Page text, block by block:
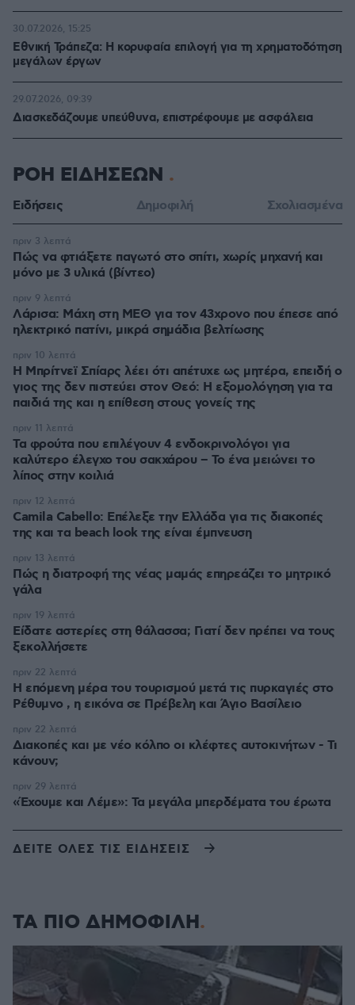
Εθνική Τράπεζα: Η κορυφαία επιλογή για τη χρηματοδότηση
μεγάλων έργων
30.07.2026, 15:25
Διασκεδάζουμε υπεύθυνα, επιστρέφουμε με ασφάλεια
29.07.2026, 09:39
ΡΟΗ ΕΙΔΗΣΕΩΝ
Ειδήσεις Δημοφιλή Σχολιασμένα
Πώς να φτιάξετε παγωτό στο σπίτι, χωρίς μηχανή και
μόνο με 3 υλικά (βίντεο)
πριν 3 λεπτά
Λάρισα: Μάχη στη ΜΕΘ για τον 43χρονο που έπεσε από
ηλεκτρικό πατίνι, μικρά σημάδια βελτίωσης
πριν 9 λεπτά
Η Μπρίτνεϊ Σπίαρς λέει ότι απέτυχε ως μητέρα, επειδή ο
γιος της δεν πιστεύει στον Θεό: Η εξομολόγηση για τα
παιδιά της και η επίθεση στους γονείς της
πριν 10 λεπτά
Τα φρούτα που επιλέγουν 4 ενδοκρινολόγοι για
καλύτερο έλεγχο του σακχάρου – Το ένα μειώνει το
λίπος στην κοιλιά
πριν 11 λεπτά
Camila Cabello: Επέλεξε την Ελλάδα για τις διακοπές
της και τα beach look της είναι έμπνευση
πριν 12 λεπτά
Πώς η διατροφή της νέας μαμάς επηρεάζει το μητρικό
γάλα
πριν 13 λεπτά
Είδατε αστερίες στη θάλασσα; Γιατί δεν πρέπει να τους
ξεκολλήσετε
πριν 19 λεπτά
Η επόμενη μέρα του τουρισμού μετά τις πυρκαγιές στο
Ρέθυμνο , η εικόνα σε Πρέβελη και Άγιο Βασίλειο
πριν 22 λεπτά
Διακοπές και με νέο κόλπο οι κλέφτες αυτοκινήτων - Τι
κάνουν;
πριν 22 λεπτά
«Έχουμε και Λέμε»: Τα μεγάλα μπερδέματα του έρωτα
πριν 29 λεπτά
ΔΕΙΤΕ ΟΛΕΣ ΤΙΣ ΕΙΔΗΣΕΙΣ
ΤΑ ΠΙΟ ΔΗΜΟΦΙΛΗ